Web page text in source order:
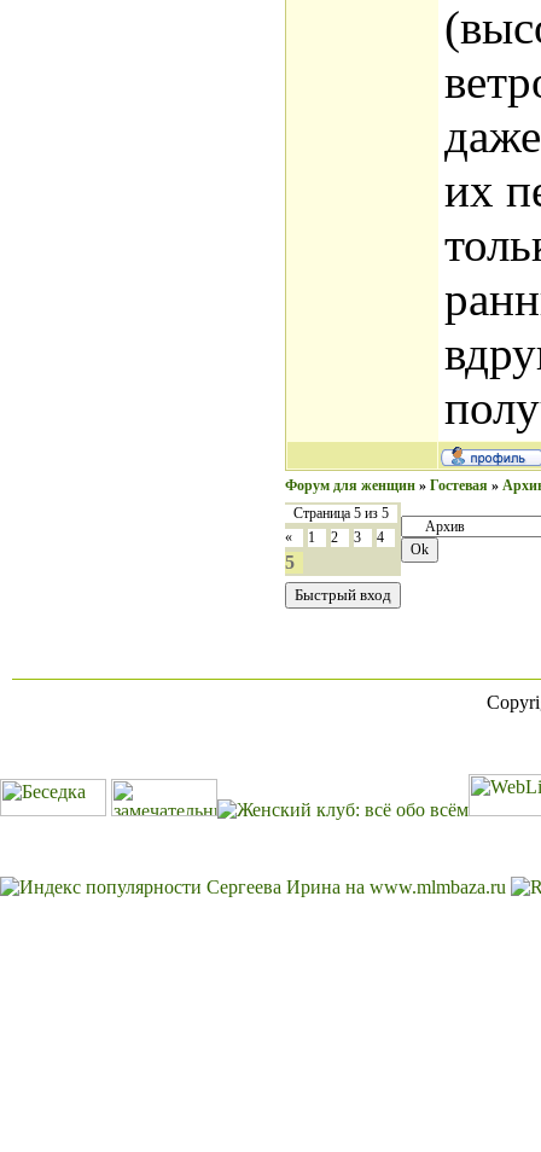
их
Форум для женщин » Гостевая »
Страница 5 из 5
«
1 2 3 4
5